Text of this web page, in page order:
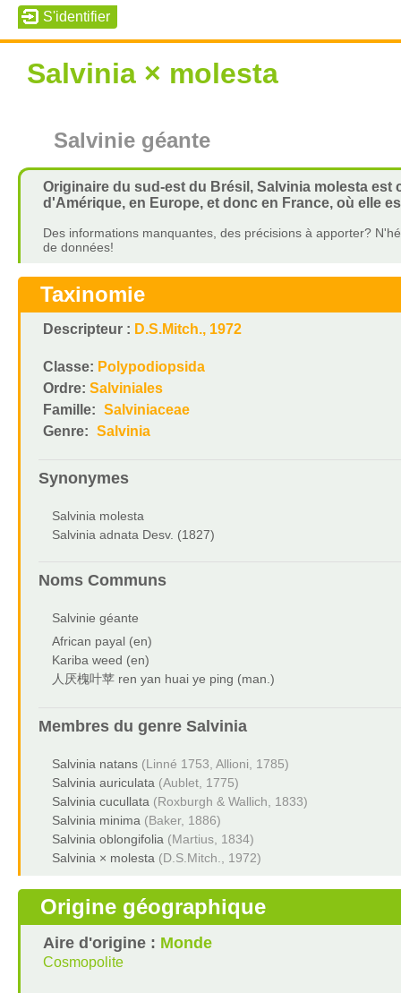
Salvinia × molesta
Salvinie géante
Originaire du sud-est du Brésil, Salvinia molesta
d'Amérique, en Europe, et donc en France, où elle
Des informations manquantes, des précisions à apporter?
de données!
Taxinomie
Descripteur : D.S.Mitch., 1972
Classe: Polypodiopsida
Ordre: Salviniales
Famille: Salviniaceae
Genre: Salvinia
Synonymes
Salvinia molesta
Salvinia adnata Desv. (1827)
Noms Communs
Salvinie géante
African payal (en)
Kariba weed (en)
人厌槐叶苹 ren yan huai ye ping (man.)
Membres du genre Salvinia
Salvinia natans (Linné 1753, Allioni, 1785)
Salvinia auriculata (Aublet, 1775)
Salvinia cucullata (Roxburgh & Wallich, 1833)
Salvinia minima (Baker, 1886)
Salvinia oblongifolia (Martius, 1834)
Salvinia × molesta (D.S.Mitch., 1972)
Origine géographique
Aire d'origine : Monde
Cosmopolite